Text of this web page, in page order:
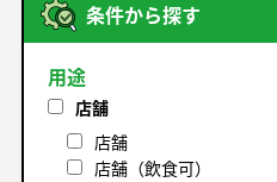
条件から探す
用途
店舗
店舗
店舗（飲食可）